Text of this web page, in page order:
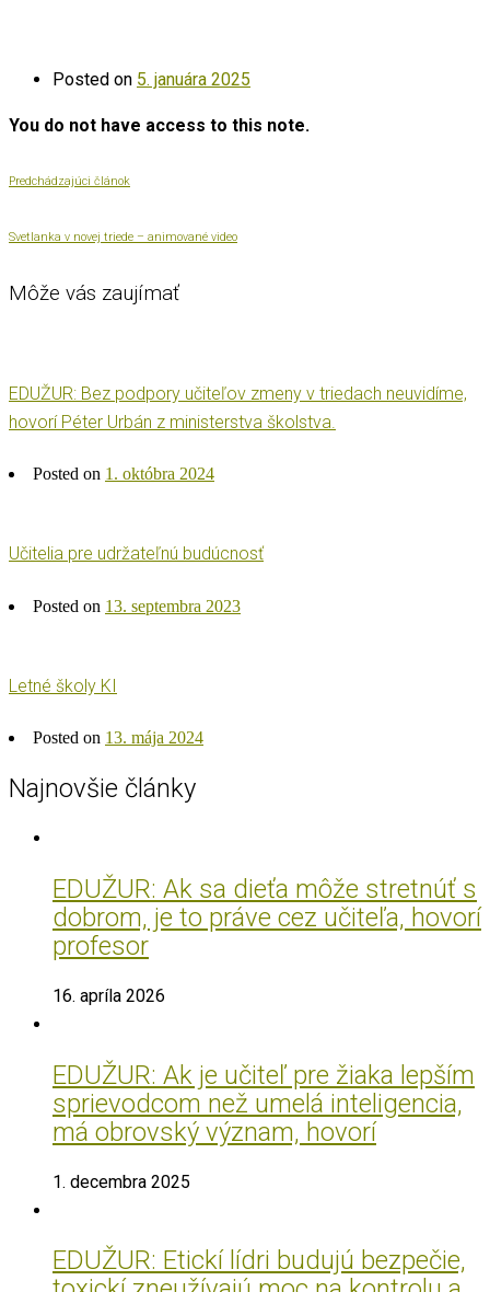
Posted on 5. januára 2025
You do not have access to this note.
Predchádzajúci článok
Svetlanka v novej triede – animované video
Môže vás zaujímať
EDUŽUR: Bez podpory učiteľov zmeny v triedach neuvidíme,
hovorí Péter Urbán z ministerstva školstva.
Posted on 1. októbra 2024
Učitelia pre udržateľnú budúcnosť
Posted on 13. septembra 2023
Letné školy KI
Posted on 13. mája 2024
Najnovšie články
EDUŽUR: Ak sa dieťa môže stretnúť s
dobrom, je to práve cez učiteľa, hovorí
profesor
16. apríla 2026
EDUŽUR: Ak je učiteľ pre žiaka lepším
sprievodcom než umelá inteligencia,
má obrovský význam, hovorí
1. decembra 2025
EDUŽUR: Etickí lídri budujú bezpečie,